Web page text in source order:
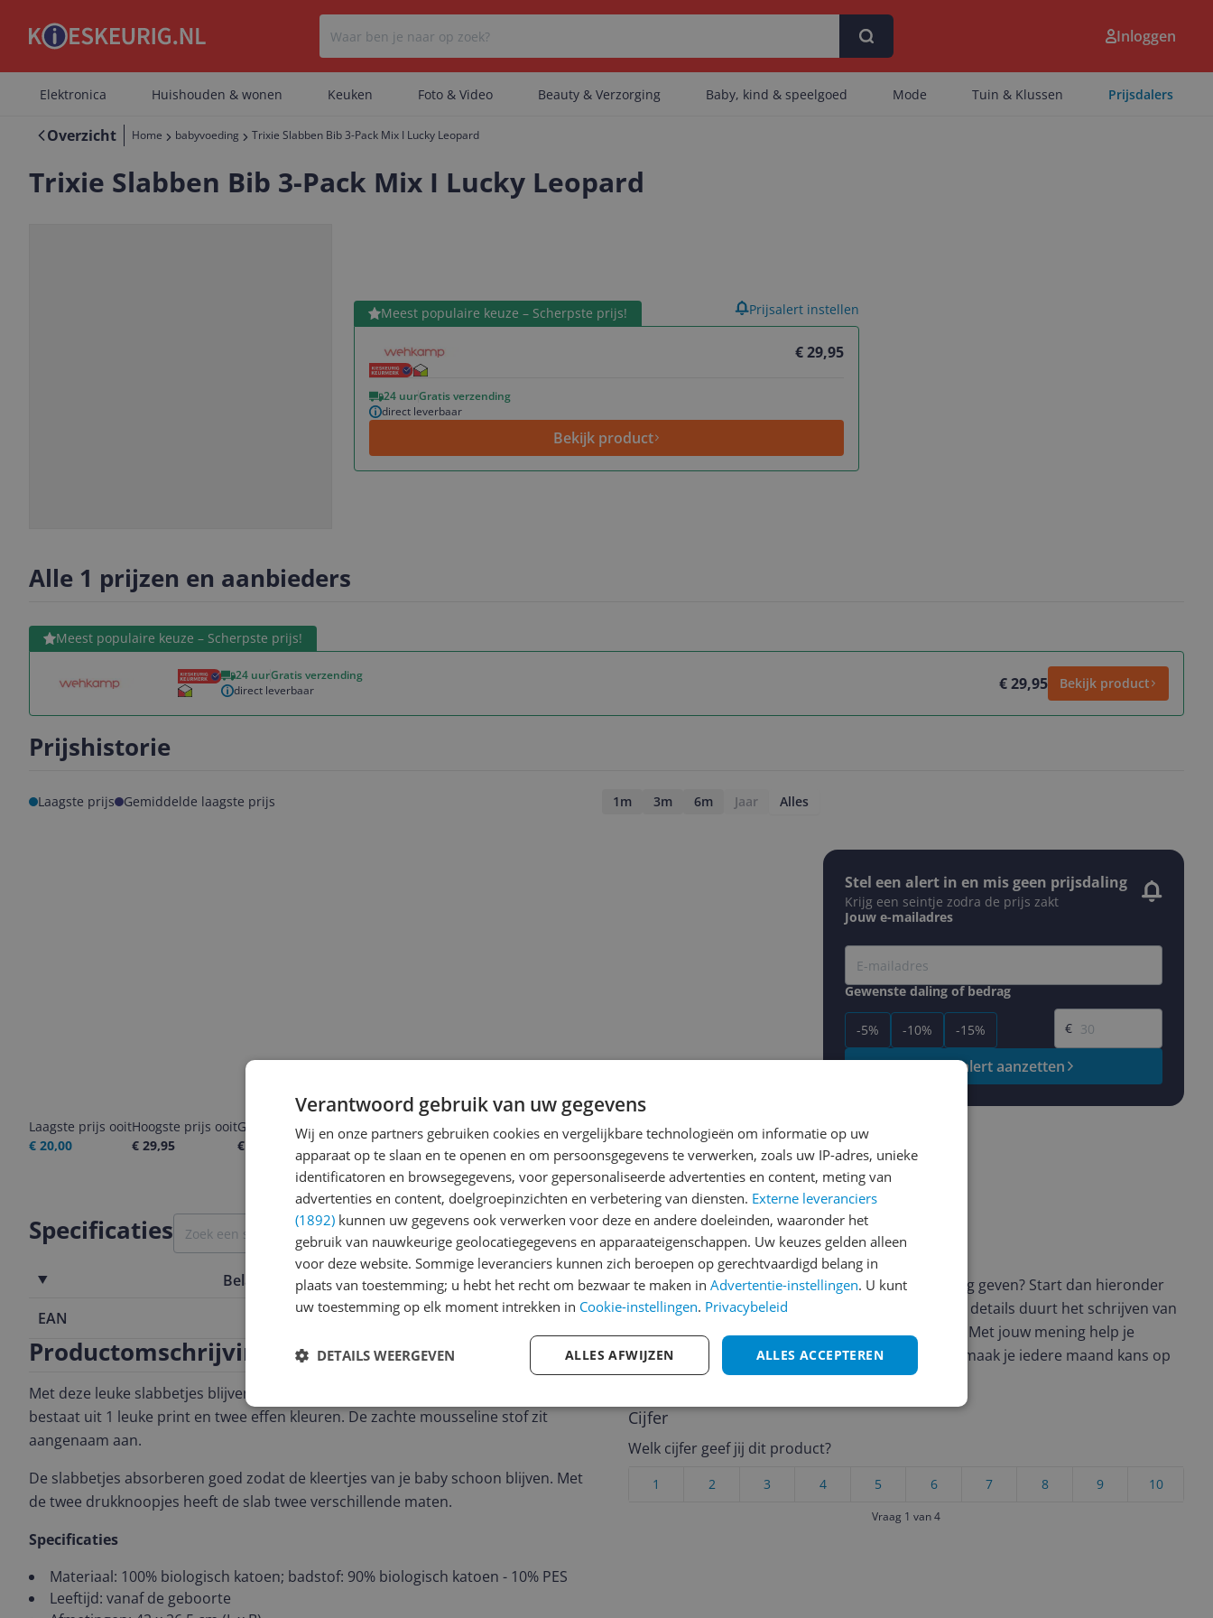
Er zijn geen categorieën gevonden.
Er zijn geen artikelen gevonden.
Inloggen
Elektronica Huishouden & wonen Keuken Foto & Video Beauty & Verzorging Baby, kind & speelgoed Mode Tuin & Klussen Prijsdalers
Overzicht Home babyvoeding Trixie Slabben Bib 3-Pack Mix I Lucky Leopard
Trixie Slabben Bib 3-Pack Mix I Lucky Leopard
Meest populaire keuze – Scherpste prijs!
€ 29,95
24 uurGratis verzending
direct leverbaar
Bekijk product
Bekijk product Prijsalert instellen
Alle 1 prijzen en aanbieders
Meest populaire keuze – Scherpste prijs!
24 uurGratis verzending
direct leverbaar
€ 29,95 Bekijk product
Bekijk product
Prijshistorie
Laagste prijs Gemiddelde laagste prijs 1m 3m 6m Jaar Alles
Laagste prijs ooit
€ 20,00
Hoogste prijs ooit
€ 29,95
Goedkoopste nu
€ 29,95
Laatste prijsupdate
06-08-2026
Stel een alert in en mis geen prijsdaling
Krijg een seintje zodra de prijs zakt
Jouw e-mailadres
Gewenste daling of bedrag
-5% -10% -15%
Gewenste prijs
€
Prijsalert aanzetten
Specificaties
Belangrijkste kenmerken
EAN
5400858170132
Productomschrijving
Met deze leuke slabbetjes blijven de kleertjes van je baby'tje schoon. De set
bestaat uit 1 leuke print en twee effen kleuren. De zachte mousseline stof zit
aangenaam aan.
De slabbetjes absorberen goed zodat de kleertjes van je baby schoon blijven. Met
de twee drukknoopjes heeft de slab twee verschillende maten.
Specificaties
Materiaal: 100% biologisch katoen; badstof: 90% biologisch katoen - 10% PES
Leeftijd: vanaf de geboorte
Reviews
Er zijn nog geen reviews geschreven
Heb jij dit product in bezit en wil je graag je mening geven? Start dan hieronder
met het schrijven van je review. Afhankelijk van de details duurt het schrijven van
een review gemiddeld tussen de 3 en 10 minuten. Met jouw mening help je
andere bezoekers een betere keuze te maken én maak je iedere maand kans op
€250,-!Klik hier voor de actievoorwaarden.
Cijfer
Welk cijfer geef jij dit product?
10
9
8
7
6
5
4
3
2
1
Vraag 1 van 4
Verantwoord gebruik van uw gegevens
Wij en onze partners gebruiken cookies en vergelijkbare technologieën om informatie op uw
apparaat op te slaan en te openen en om persoonsgegevens te verwerken, zoals uw IP-adres, unieke
identificatoren en browsegegevens, voor gepersonaliseerde advertenties en content, meting van
advertenties en content, doelgroepinzichten en verbetering van diensten. Externe leveranciers
(1892) kunnen uw gegevens ook verwerken voor deze en andere doeleinden, waaronder het
gebruik van nauwkeurige geolocatiegegevens en apparaateigenschappen. Uw keuzes gelden alleen
voor deze website. Sommige leveranciers kunnen zich beroepen op gerechtvaardigd belang in
plaats van toestemming; u hebt het recht om bezwaar te maken in Advertentie-instellingen. U kunt
uw toestemming op elk moment intrekken in Cookie-instellingen. Privacybeleid
ALLES ACCEPTEREN
ALLES AFWIJZEN
DETAILS WEERGEVEN